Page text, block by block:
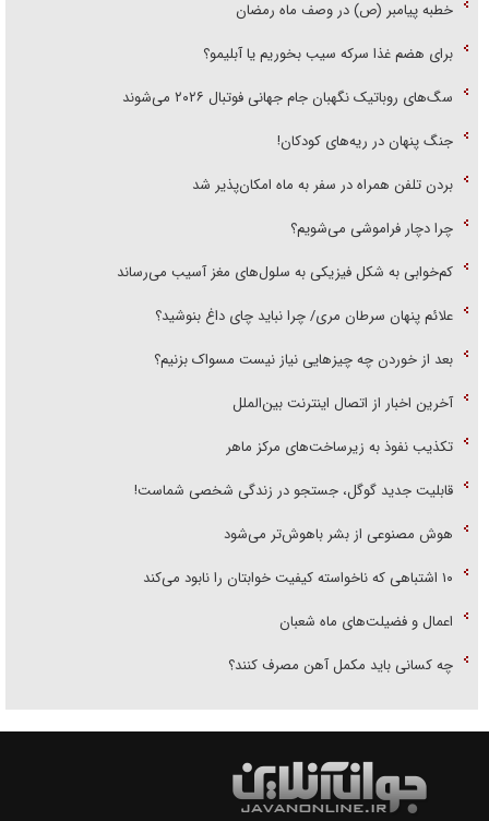
خطبه پیامبر (ص) در وصف ماه رمضان
برای هضم غذا سرکه سیب بخوریم یا آبلیمو؟
سگ‌های روباتیک نگهبان جام جهانی فوتبال ۲۰۲۶ می‌شوند
جنگ پنهان در ریه‌های کودکان!
بردن تلفن همراه در سفر به ماه امکان‌پذیر شد
چرا دچار فراموشی می‌شویم؟
کم‌خوابی به شکل فیزیکی به سلول‌های مغز آسیب می‌رساند
علائم پنهان سرطان مری/ چرا نباید چای داغ بنوشید؟
بعد از خوردن چه چیزهایی نیاز نیست مسواک بزنیم؟
آخرین اخبار از اتصال اینترنت بین‌الملل
تکذیب نفوذ به زیرساخت‌های مرکز ماهر
قابلیت جدید گوگل، جستجو در زندگی شخصی شماست!
هوش مصنوعی از بشر باهوش‌تر می‌شود
۱۰ اشتباهی که ناخواسته کیفیت خوابتان را نابود می‌کند
اعمال و فضیلت‌های ماه شعبان
چه کسانی باید مکمل آهن مصرف کنند؟